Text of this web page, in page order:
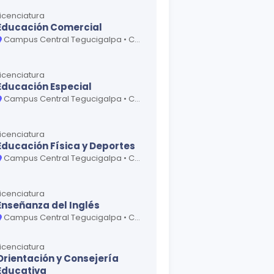
Comercial
Campus Central Tegucigalpa • Centro Universitario Regional San Pedro Sula • Centro Universitario Regional Santa Rosa de Copán
Especial
Campus Central Tegucigalpa • Centro Universitario Regional San Pedro Sula
Física y Deportes
Campus Central Tegucigalpa • Centro Universitario Regional San Pedro Sula
del Inglés
Campus Central Tegucigalpa • Centro Regional Universitario La Esperanza • Centro Universitario Regional La Ceiba • Centro Universitario Regional San Pedro Sula • Centro Universitario Regional Santa Rosa de Copán
y Consejería